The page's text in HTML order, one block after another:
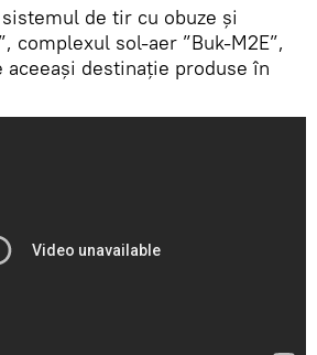
de tir cu obuze și
complexul sol-aer ”Buk-M2E”,
aceeași destinație produse în